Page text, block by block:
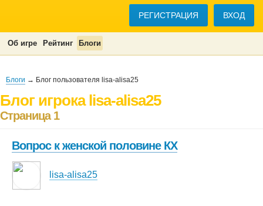
РЕГИСТРАЦИЯ ВХОД
Об игре Рейтинг Блоги
Блоги → Блог пользователя lisa-alisa25
Блог игрока lisa-alisa25
Страница 1
Вопрос к женской половине КХ
lisa-alisa25